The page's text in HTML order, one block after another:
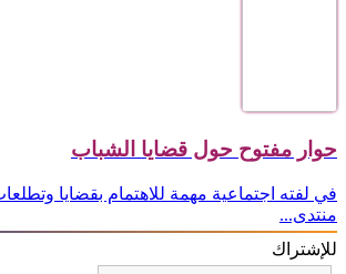
حوار مفتوح حول قضايا الشباب
في لفته اجتماعية مهمة للاهتمام بقضايا
منتدى...
للإشتراك